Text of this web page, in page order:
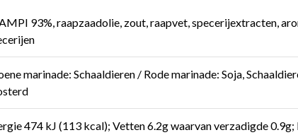
93%, raapzaadolie, zout, raapvet, specerijextracten,
marinade: Schaaldieren / Rode marinade: Soja,
474 kJ (113 kcal); Vetten 6.2g waarvan verzadigde